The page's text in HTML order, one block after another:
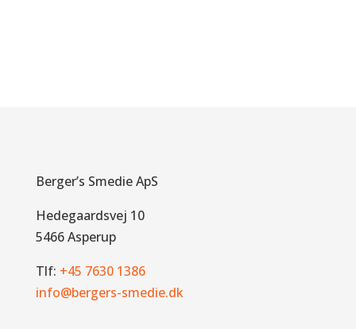
Berger’s Smedie ApS
Hedegaardsvej 10
5466 Asperup
Tlf: +45 7630 1386
info@bergers-smedie.dk